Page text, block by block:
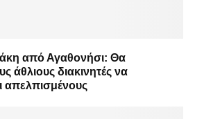
από Αγαθονήσι: Θα
άθλιους διακινητές να
απελπισμένους